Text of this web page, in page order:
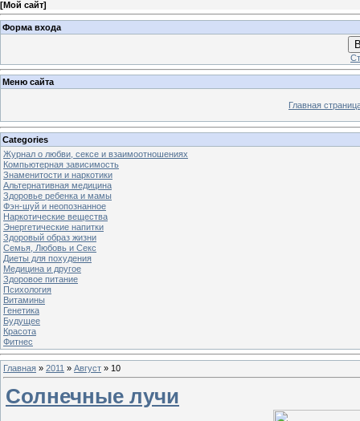
[Мой сайт]
Форма входа
Меню сайта
Главная
Categories
Журнал о любви, сексе и взаимоотношениях
Компьютерная зависимость
Знаменитости и наркотики
Альтернативная медицина
Здоровье ребенка и мамы
Фэн-шуй и неопознанное
Наркотические вещества
Энергетические напитки
Здоровый образ жизни
Семья, Любовь и Секс
Диеты для похудения
Медицина и другое
Здоровое питание
Психология
Витамины
Генетика
Будущее
Красота
Фитнес
Главная » 2011 » Август » 10
Солнечные лучи